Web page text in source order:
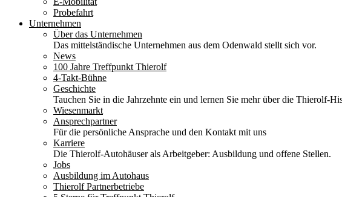
Probefahrt
Unternehmen
Über das Unternehmen
Das mittelständische Unternehmen aus dem Odenwald stellt sich vor.
News
100 Jahre Treffpunkt Thierolf
4-Takt-Bühne
Geschichte
Tauchen Sie in die Jahrzehnte ein und lernen Sie mehr über die Thierolf-
Wiesenmarkt
Ansprechpartner
Für die persönliche Ansprache und den Kontakt mit uns
Karriere
Die Thierolf-Autohäuser als Arbeitgeber: Ausbildung und offene Stellen.
Jobs
Ausbildung im Autohaus
Thierolf Partnerbetriebe